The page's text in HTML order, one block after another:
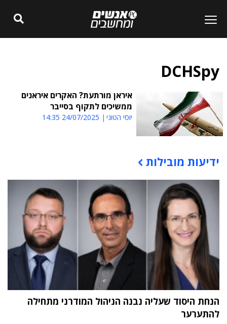
DCHSpy
איראן מורתעת? האקרים איראנים
ממשיכים לתקוף בסייבר
יוסי הטוני 24/07/2025 14:35
תוכן פרסומי
ידיעות מובילות
הנחת היסוד שעליה נבנה הניהול המודרני מתחילה
להתערער